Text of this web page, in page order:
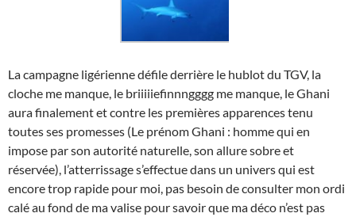
La campagne ligérienne défile derrière le hublot du TGV, la
cloche me manque, le briiiiiefinnngggg me manque, le Ghani
aura finalement et contre les premières apparences tenu
toutes ses promesses (Le prénom Ghani : homme qui en
impose par son autorité naturelle, son allure sobre et
réservée), l’atterrissage s’effectue dans un univers qui est
encore trop rapide pour moi, pas besoin de consulter mon ordi
calé au fond de ma valise pour savoir que ma déco n’est pas